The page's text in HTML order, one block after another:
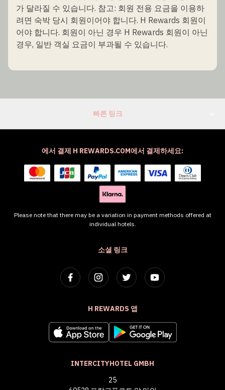
가 달라질 수 있습니다. 참고: 회원 전용 요금을 이용하
려면 숙박 당시 회원이어야 합니다. H Rewards 회원이
어야 합니다. 회원이 아닌 경우 H Rewards 회원이 아닌
경우, 일반 객실 요금이 부과될 수 있습니다.
빠른 링크
소셜 링크
H REWARDS 앱
INTERCITYHOTEL GMBH
25
에서 결제 H REWARDS.COM에서 결제하세요:
Please note that there may be a variation in payment methods offered at
individual hotels.